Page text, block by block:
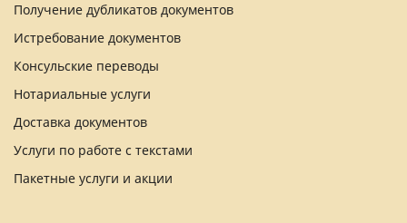
Получение дубликатов документов
Истребование документов
Консульские переводы
Нотариальные услуги
Доставка документов
Услуги по работе с текстами
Пакетные услуги и акции